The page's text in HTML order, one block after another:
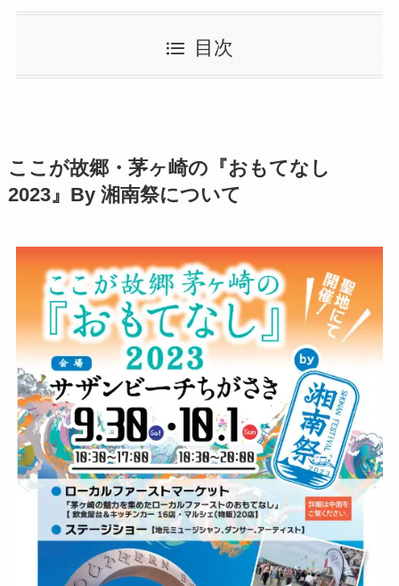
目次
ここが故郷・茅ヶ崎の『おもてなし
2023』By 湘南祭について